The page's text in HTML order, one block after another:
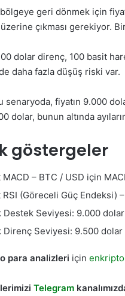
geri dönmek için
çıkması gerekiyor.
dolar direnç, 100 basit
daha fazla düşüş riski var.
senaryoda, fiyatın 9.000
dolar, bunun altında
göstergeler
MACD – BTC / USD için
RSI (Göreceli Güç Endeksi)
Destek Seviyesi: 9.000 dolar
Direnç Seviyesi: 9.500 dolar
para analizleri için
Telegram